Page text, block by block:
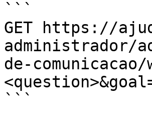
```
GET https://
administrador/
de-
```